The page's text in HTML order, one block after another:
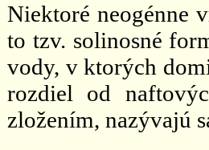
Niektoré neogénne
to tzv. solinosné
vody, v ktorých
rozdiel od
zložením, nazývajú